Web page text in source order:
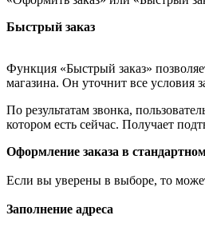
Быстрый заказ
Функция «Быстрый заказ»
магазина. Он уточнит все условия
По результатам звонка,
котором есть сейчас. Получает
Оформление заказа в
Если вы уверены в выборе, то
Заполнение адреса